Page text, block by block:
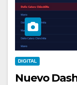
DIGITAL
Nuevo